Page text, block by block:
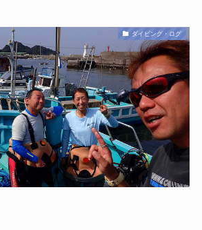
ダイビング・ログ